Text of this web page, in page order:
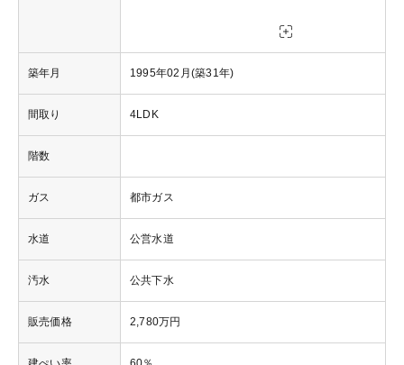
築年月 1995年02月(築31年)
間取り 4LDK
階数
ガス 都市ガス
水道 公営水道
汚水 公共下水
販売価格 2,780万円